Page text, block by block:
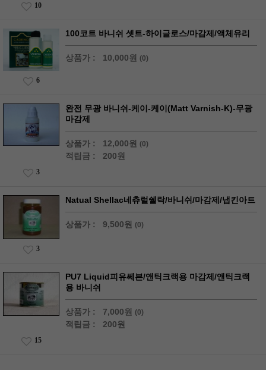
10
100코트 바니쉬 셋트-하이글로스/마감제/액체유리
상품가 : 10,000원 (0)
6
완전 무광 바니쉬-케이-케이(Matt Varnish-K)-무광
마감제
상품가 : 12,000원 (0)
적립금 : 200원
3
Natual Shellac네츄럴쉘락/바니쉬/마감제/냅킨아트
상품가 : 9,500원 (0)
3
PU7 Liquid피유쎄븐/앤틱크랙용 마감제/앤틱크랙
용 바니쉬
상품가 : 7,000원 (0)
적립금 : 200원
15